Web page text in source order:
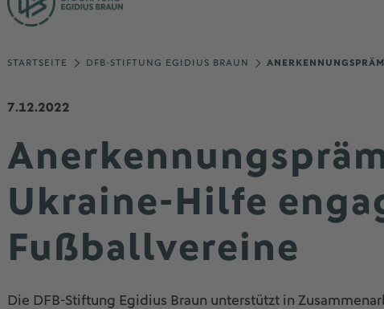
STARTSEITE DFB-STIFTUNG EGIDIUS BRAUN
7.12.2022
Ukraine-Hilfe
Fußballvereine
Die DFB-Stiftung Egidius Braun unterstützt in